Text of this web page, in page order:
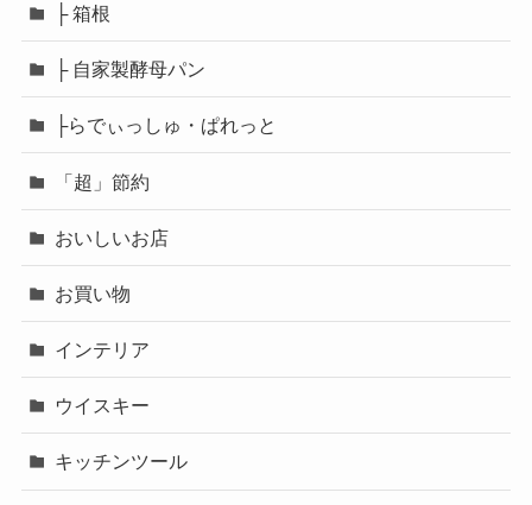
├ 箱根
├ 自家製酵母パン
├らでぃっしゅ・ぱれっと
「超」節約
おいしいお店
お買い物
インテリア
ウイスキー
キッチンツール